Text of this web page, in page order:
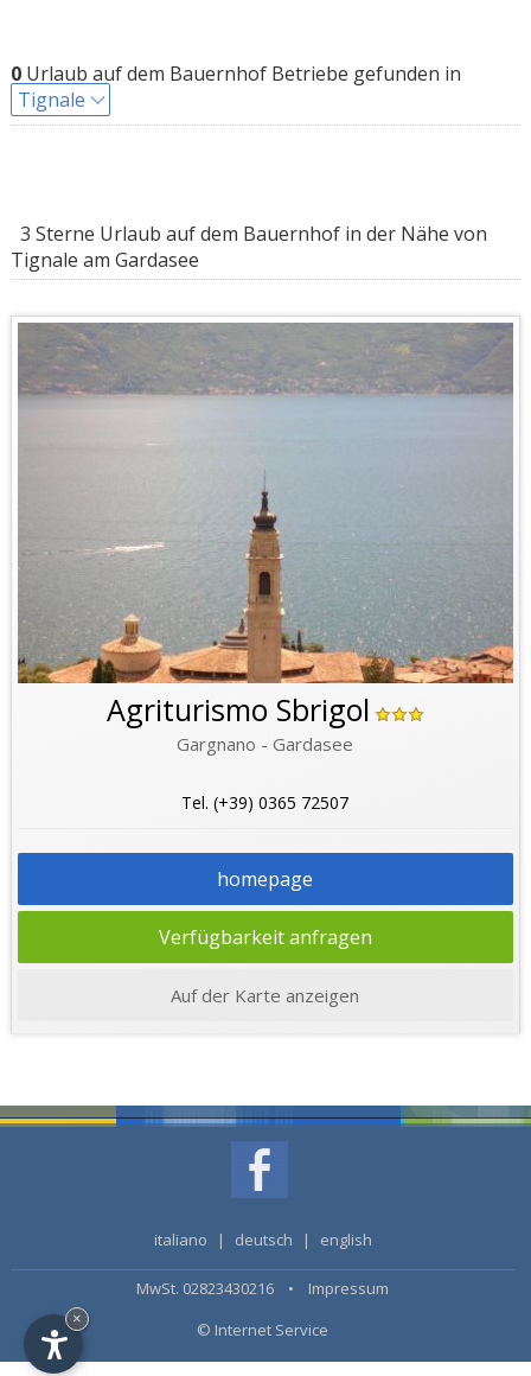
0Urlaub auf dem Bauernhof Betriebe gefunden in
Tignale
3 Sterne Urlaub auf dem Bauernhof in der Nähe von
Tignale am Gardasee
Agriturismo Sbrigol
Gargnano - Gardasee
Tel. (+39) 0365 72507
homepage
Verfügbarkeit anfragen
Auf der Karte anzeigen
italiano | deutsch | english
MwSt. 02823430216 • Impressum
© Internet Service
×